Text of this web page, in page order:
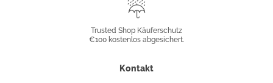
Käuferschutz
Trusted Shop Käuferschutz
€100 kostenlos abgesichert.
Kontakt